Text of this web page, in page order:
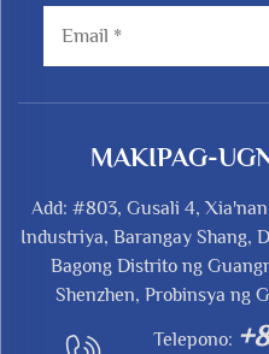
MAKIPAG-
Add: #803, Gusali 4,
Industriya, Barangay Shang,
Bagong Distrito ng
Shenzhen, Probinsya ng
Telepono: